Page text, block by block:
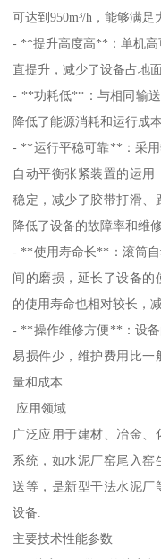
可达到950m³/h，能够满
- **提升高度高**：单机高
直提升，减少了设备占地
- **功耗低**：与相同输
降低了能源消耗和运行成本.
- **运行平稳可靠**：采用
自动平衡张紧装置的运
稳定，减少了胶带打滑、
降低了设备的故障率和维
- **使用寿命长**：滚筒
间的磨损，延长了设备的
的使用寿命也相对较长，
- **操作维修方便**：设备
易损件少，维护费用比一
量和成本.
应用领域
广泛应用于建材、冶金
系统，如水泥厂窑尾入窑
送等，是新型干法水泥厂
设备.
主要技术性能参数